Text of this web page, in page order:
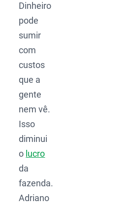
Dinheiro
pode
sumir
com
custos
que a
gente
nem vê.
Isso
diminui
o lucro
da
fazenda.
Adriano